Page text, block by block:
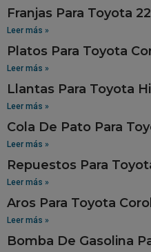
Franjas Para Toyota
Leer más »
Platos Para Toyota
Leer más »
Llantas Para Toyota
Leer más »
Cola De Pato Para
Leer más »
Repuestos Para
Leer más »
Aros Para Toyota
Leer más »
Bomba De Gasolina